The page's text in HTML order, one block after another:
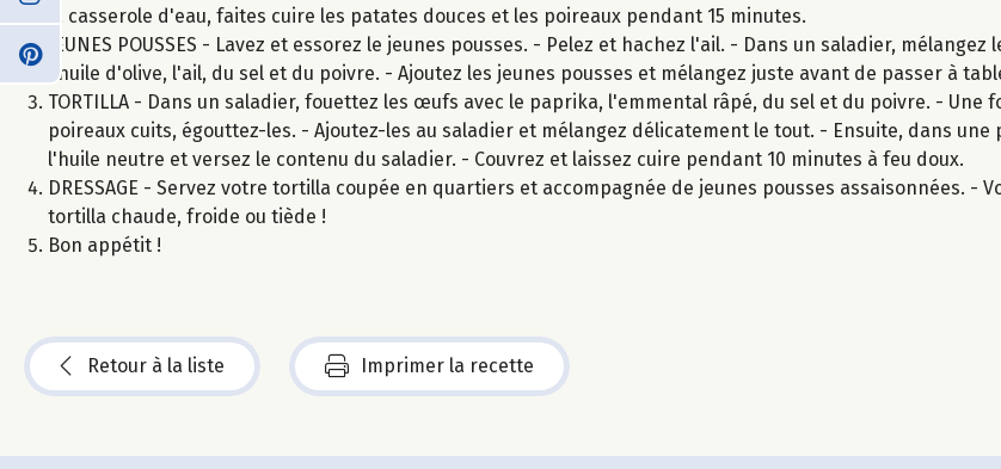
la casserole d'eau, faites cuire les patates douces et les poireaux pendant 15 minutes.
JEUNES POUSSES - Lavez et essorez le jeunes pousses. - Pelez et hachez l'ail. - Dans un saladier,
l'huile d'olive, l'ail, du sel et du poivre. - Ajoutez les jeunes pousses et mélangez juste avant de passer à
TORTILLA - Dans un saladier, fouettez les œufs avec le paprika, l'emmental râpé, du sel et du poivre. - Une
poireaux cuits, égouttez-les. - Ajoutez-les au saladier et mélangez délicatement le tout. - Ensuite, dans une
l'huile neutre et versez le contenu du saladier. - Couvrez et laissez cuire pendant 10 minutes à feu doux.
DRESSAGE - Servez votre tortilla coupée en quartiers et accompagnée de jeunes pousses assaisonnées. -
tortilla chaude, froide ou tiède !
Bon appétit !
Retour à la liste Imprimer la recette